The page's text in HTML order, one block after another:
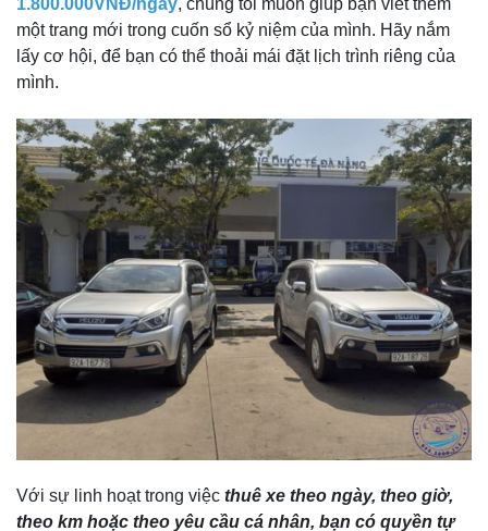
1.800.000VNĐ/ngày, chúng tôi muốn giúp bạn viết thêm
một trang mới trong cuốn sổ kỷ niệm của mình. Hãy nắm
lấy cơ hội, để bạn có thể thoải mái đặt lịch trình riêng của
mình.
Với sự linh hoạt trong việc thuê xe theo ngày, theo giờ,
theo km hoặc theo yêu cầu cá nhân, bạn có quyền tự